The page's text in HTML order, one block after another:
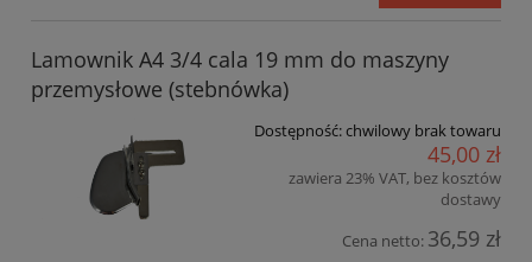
Lamownik A4 3/4 cala 19 mm do maszyny
przemysłowe (stebnówka)
Dostępność:chwilowy brak towaru
45,00 zł
zawiera 23% VAT, bez kosztów
dostawy
Cena netto: 36,59 zł